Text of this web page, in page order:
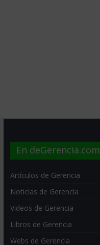
En deGerencia.com
Artículos de Gerencia
Noticias de Gerencia
Videos de Gerencia
Libros de Gerencia
Webs de Gerencia